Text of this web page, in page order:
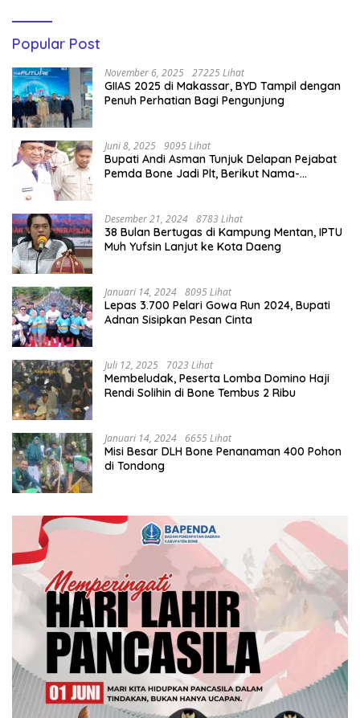
Popular Post
November 6, 2025 27225 Lihat
GIIAS 2025 di Makassar, BYD Tampil dengan
Penuh Perhatian Bagi Pengunjung
Juni 8, 2025 9095 Lihat
Bupati Andi Asman Tunjuk Delapan Pejabat
Pemda Bone Jadi Plt, Berikut Nama-
Desember 21, 2024 8783 Lihat
38 Bulan Bertugas di Kampung Mentan, IPTU
Muh Yufsin Lanjut ke Kota Daeng
Januari 14, 2024 8095 Lihat
Lepas 3.700 Pelari Gowa Run 2024, Bupati
Adnan Sisipkan Pesan Cinta
Juli 12, 2025 7023 Lihat
Membeludak, Peserta Lomba Domino Haji
Rendi Solihin di Bone Tembus 2 Ribu
Januari 14, 2024 6655 Lihat
Misi Besar DLH Bone Penanaman 400 Pohon
di Tondong